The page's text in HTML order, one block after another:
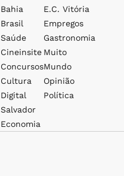
Bahia
Brasil
Saúde
Cineinsite
Concursos
Cultura
Digital
Salvador
Economia
E.c. Vitória
Empregos
Gastronomia
Muito
Mundo
Opinião
Política